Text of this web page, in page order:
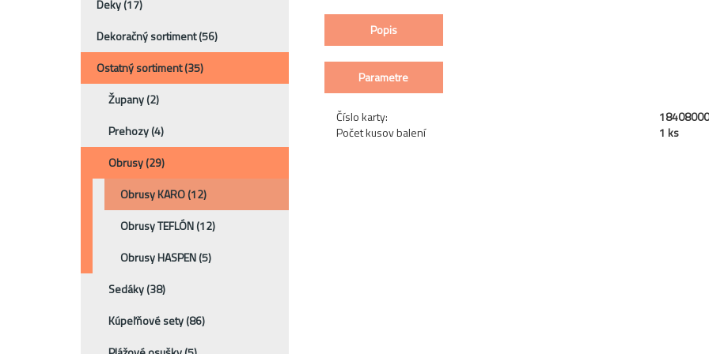
Deky(17)
Dekoračný sortiment(56)
Ostatný sortiment(35)
Župany(2)
Prehozy(4)
Obrusy(29)
Obrusy KARO(12)
Obrusy TEFLÓN(12)
Obrusy HASPEN(5)
Sedáky(38)
Kúpeľňové sety(86)
Popis
Parametre
Číslo karty:
Počet kusov balení
1 ks